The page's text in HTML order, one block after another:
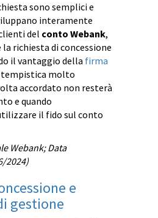
sono semplici e
interamente
del conto Webank,
la richiesta di concessione
il vantaggio della firma
tempistica molto
accordato non resterà
e quando
il fido sul conto
Webank; Data
2024)
e
gestione